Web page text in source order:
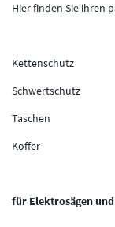
Hier finden Sie ihren
Kettenschutz
Schwertschutz
Taschen
Koffer
für Elektrosägen